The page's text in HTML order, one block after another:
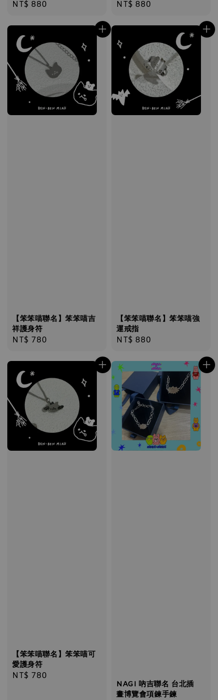
Regular
NT$ 880
Regular
NT$ 880
【笨笨喵聯名】笨笨喵吉
祥護身符
Regular
NT$ 780
【笨笨喵聯名】笨笨喵強
運戒指
Regular
NT$ 880
【笨笨喵聯名】笨笨喵可
愛護身符
Regular
NT$ 780
NAGI 吶吉聯名 台北插
畫博覽會項鍊手鍊